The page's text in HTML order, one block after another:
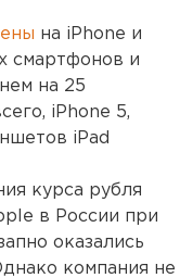
на iPhone и
смартфонов и
на 25
iPhone 5,
iPad
курса рубля
в России при
оказались
компания не